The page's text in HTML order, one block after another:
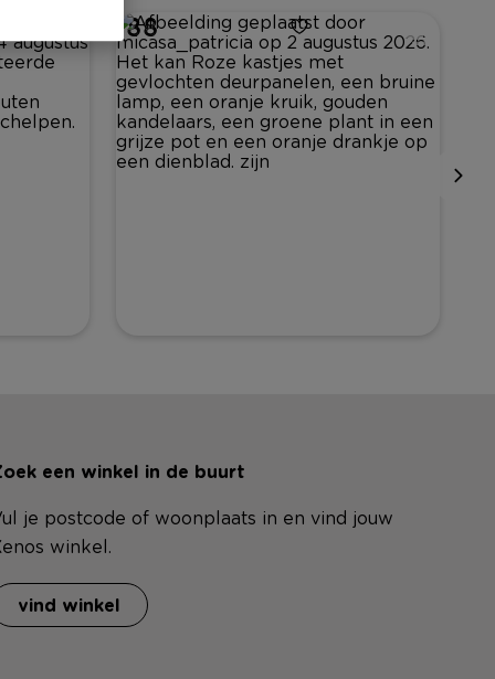
188
een winkel in de buurt
je postcode of woonplaats in en vind jouw
winkel.
vind winkel